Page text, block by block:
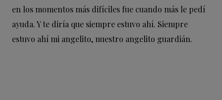
en los momentos más difíciles fue cuando más le pedí
ayuda. Y te diría que siempre estuvo ahí. Siempre
estuvo ahí mi angelito, nuestro angelito guardián.